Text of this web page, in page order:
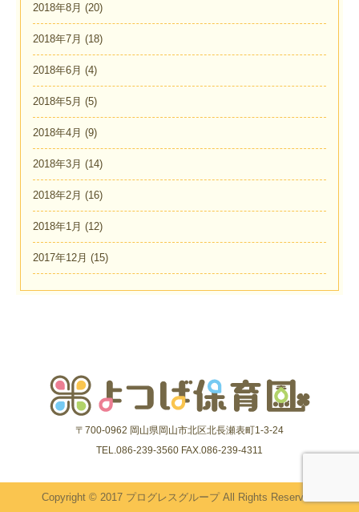
2018年8月 (20)
2018年7月 (18)
2018年6月 (4)
2018年5月 (5)
2018年4月 (9)
2018年3月 (14)
2018年2月 (16)
2018年1月 (12)
2017年12月 (15)
〒700-0962 岡山県岡山市北区北長瀬表町1-3-24
TEL.086-239-3560 FAX.086-239-4311
Copyright © 2017 プログレスグループ All Rights Reserved.